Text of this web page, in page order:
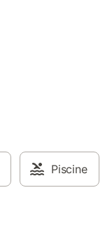
Piscine